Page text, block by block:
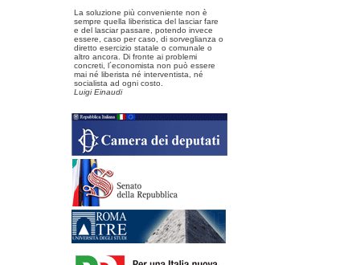
La soluzione più conveniente non è
sempre quella liberistica del lasciar fare
e del lasciar passare, potendo invece
essere, caso per caso, di sorveglianza o
diretto esercizio statale o comunale o
altro ancora. Di fronte ai problemi
concreti, l´economista non può essere
mai né liberista né interventista, né
socialista ad ogni costo.
Luigi Einaudi